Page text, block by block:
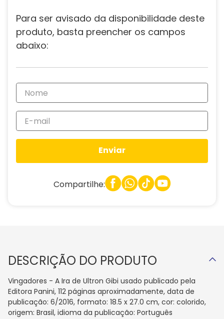
Para ser avisado da disponibilidade deste
produto, basta preencher os campos
abaixo:
Enviar
Compartilhe:
DESCRIÇÃO DO PRODUTO
Vingadores - A Ira de Ultron Gibi usado publicado pela
Editora Panini, 112 páginas aproximadamente, data de
publicação: 6/2016, formato: 18.5 x 27.0 cm, cor: colorido,
origem: Brasil, idioma da publicação: Português